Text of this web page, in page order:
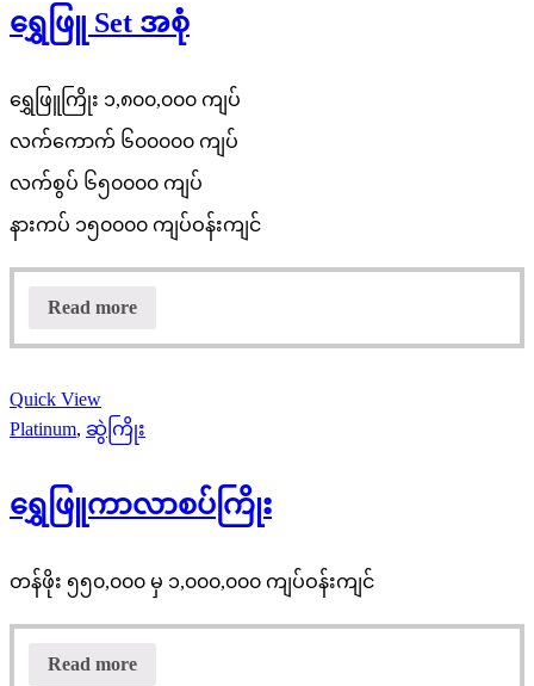
ရွှေဖြူ Set အစုံ
ရွှေဖြူကြိုး ၁,၈၀၀,၀၀၀ ကျပ်
လက်ကောက် ၆၀၀၀၀၀ ကျပ်
လက်စွပ် ၆၅၀၀၀၀ ကျပ်
နားကပ် ၁၅၀၀၀၀ ကျပ်ဝန်းကျင်
Read more
Quick View
Platinum, ဆွဲကြိုး
ရွှေဖြူကာလာစပ်ကြိုး
တန်ဖိုး ၅၅၀,၀၀၀ မှ ၁,၀၀၀,၀၀၀ ကျပ်ဝန်းကျင်
Read more